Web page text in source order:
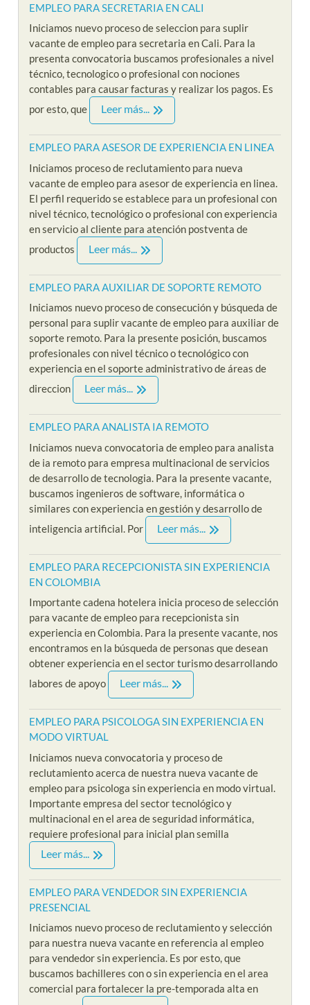
EMPLEO PARA SECRETARIA EN CALI
Iniciamos nuevo proceso de seleccion para suplir
vacante de empleo para secretaria en Cali. Para la
presenta convocatoria buscamos profesionales a nivel
técnico, tecnologico o profesional con nociones
contables para causar facturas y realizar los pagos. Es
por esto, que
Leer más...
EMPLEO PARA ASESOR DE EXPERIENCIA EN LINEA
Iniciamos proceso de reclutamiento para nueva
vacante de empleo para asesor de experiencia en linea.
El perfil requerido se establece para un profesional con
nivel técnico, tecnológico o profesional con experiencia
en servicio al cliente para atención postventa de
productos
Leer más...
EMPLEO PARA AUXILIAR DE SOPORTE REMOTO
Iniciamos nuevo proceso de consecución y búsqueda de
personal para suplir vacante de empleo para auxiliar de
soporte remoto. Para la presente posición, buscamos
profesionales con nivel técnico o tecnológico con
experiencia en el soporte administrativo de áreas de
direccion
Leer más...
EMPLEO PARA ANALISTA IA REMOTO
Iniciamos nueva convocatoria de empleo para analista
de ia remoto para empresa multinacional de servicios
de desarrollo de tecnologia. Para la presente vacante,
buscamos ingenieros de software, informática o
similares con experiencia en gestión y desarrollo de
inteligencia artificial. Por
Leer más...
EMPLEO PARA RECEPCIONISTA SIN EXPERIENCIA
EN COLOMBIA
Importante cadena hotelera inicia proceso de selección
para vacante de empleo para recepcionista sin
experiencia en Colombia. Para la presente vacante, nos
encontramos en la búsqueda de personas que desean
obtener experiencia en el sector turismo desarrollando
labores de apoyo
Leer más...
EMPLEO PARA PSICOLOGA SIN EXPERIENCIA EN
MODO VIRTUAL
Iniciamos nueva convocatoria y proceso de
reclutamiento acerca de nuestra nueva vacante de
empleo para psicologa sin experiencia en modo virtual.
Importante empresa del sector tecnológico y
multinacional en el area de seguridad informática,
requiere profesional para inicial plan semilla
Leer más...
EMPLEO PARA VENDEDOR SIN EXPERIENCIA
PRESENCIAL
Iniciamos nuevo proceso de reclutamiento y selección
para nuestra nueva vacante en referencia al empleo
para vendedor sin experiencia. Es por esto, que
buscamos bachilleres con o sin experiencia en el area
comercial para fortalecer la pre-temporada alta en